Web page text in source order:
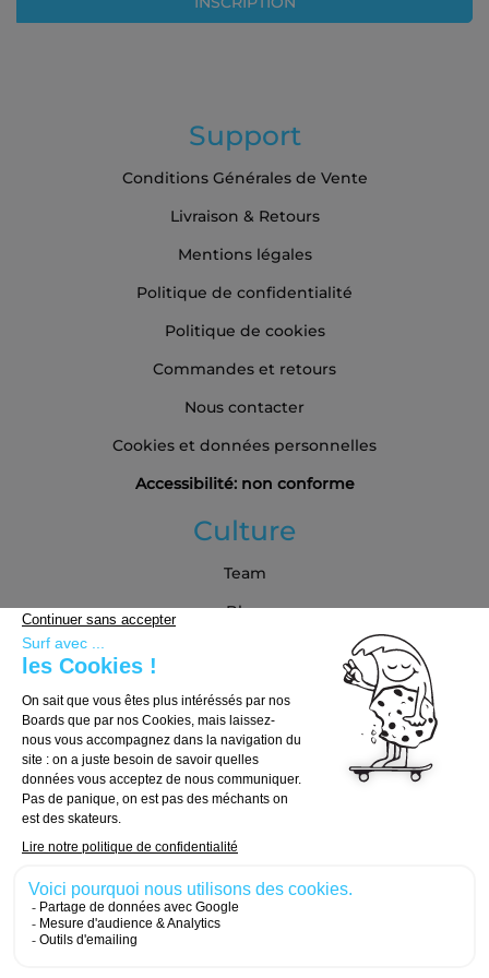
:
Support
Conditions Générales de Vente
Livraison & Retours
Mentions légales
Politique de confidentialité
Politique de cookies
Commandes et retours
Nous contacter
Cookies et données personnelles
Accessibilité: non conforme
Culture
Team
Blog
Guide d'achat
Choisir sa board
Choisir ses roues